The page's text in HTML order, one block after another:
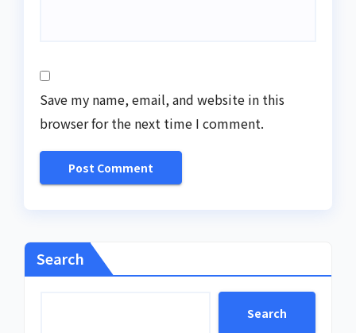
Save my name, email, and website in this
browser for the next time I comment.
Search
Search